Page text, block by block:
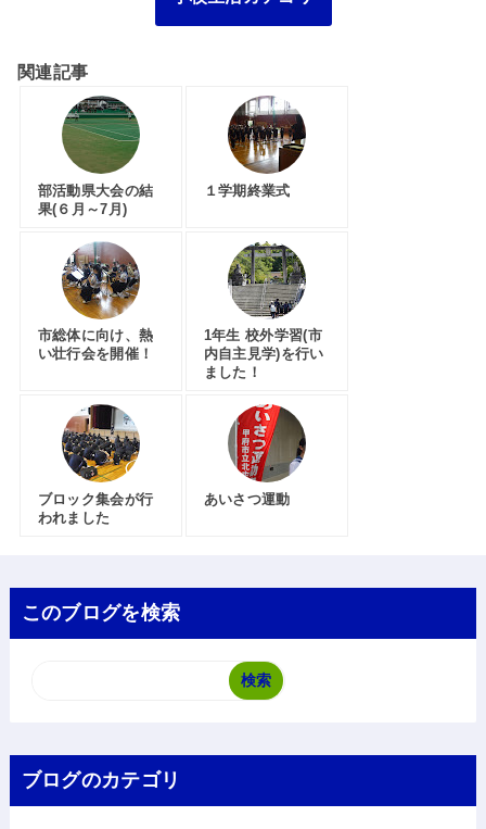
関連記事
部活動県大会の結
果(６月～7月)
１学期終業式
市総体に向け、熱
い壮行会を開催！
1年生 校外学習(市
内自主見学)を行い
ました！
ブロック集会が行
われました
あいさつ運動
このブログを検索
ブログのカテゴリ